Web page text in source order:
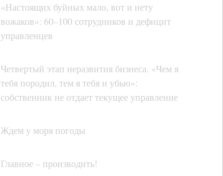
«Настоящих буйных мало, вот и нету
вожаков»: 60–100 сотрудников и дефицит
управленцев
Четвертый этап неразвития бизнеса. «Чем я
тебя породил, тем я тебя и убью»:
собственник не отдает текущее управление
Ждем у моря погоды
Главное – производить!